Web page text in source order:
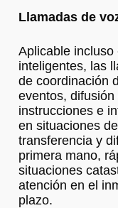
Llamadas de
Aplicable
inteligentes, las
de coordinación
eventos,
instrucciones e
en situaciones
transferencia y
primera mano,
situaciones
atención en el
plazo.